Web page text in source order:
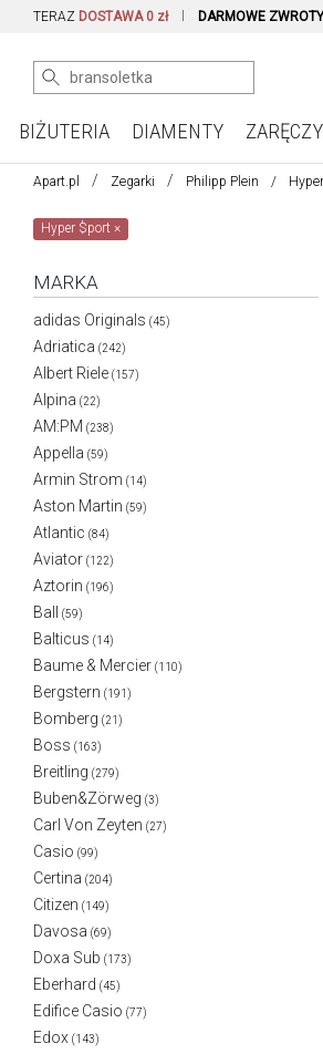
TERAZ DOSTAWA 0 zł DARMOWE
BIŻUTERIA DIAMENTY
Apart.pl Zegarki Philipp Plein
Hyper $port×
MARKA
adidas Originals (45)
Adriatica (242)
Albert Riele (157)
Alpina (22)
AM:PM (238)
Appella (59)
Armin Strom (14)
Aston Martin (59)
Atlantic (84)
Aviator (122)
Aztorin (196)
Ball (59)
Balticus (14)
Baume & Mercier (110)
Bergstern (191)
Bomberg (21)
Boss (163)
Breitling (279)
Buben&Zörweg (3)
Carl Von Zeyten (27)
Casio (99)
Certina (204)
Citizen (149)
Davosa (69)
Doxa Sub (173)
Eberhard (45)
Edifice Casio (77)
Edox (143)